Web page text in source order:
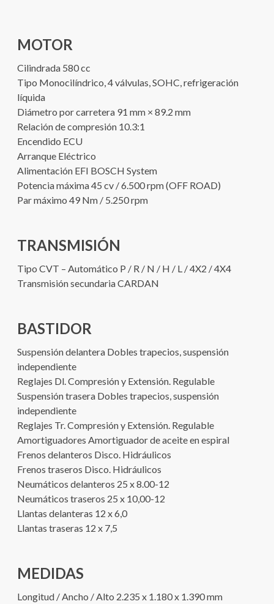
MOTOR
Cilindrada 580 cc
Tipo Monocilíndrico, 4 válvulas, SOHC, refrigeración
líquida
Diámetro por carretera 91 mm × 89.2 mm
Relación de compresión 10.3:1
Encendido ECU
Arranque Eléctrico
Alimentación EFI BOSCH System
Potencia máxima 45 cv / 6.500 rpm (OFF ROAD)
Par máximo 49 Nm / 5.250 rpm
TRANSMISIÓN
Tipo CVT – Automático P / R / N / H / L / 4X2 / 4X4
Transmisión secundaria CARDAN
BASTIDOR
Suspensión delantera Dobles trapecios, suspensión
independiente
Reglajes Dl. Compresión y Extensión. Regulable
Suspensión trasera Dobles trapecios, suspensión
independiente
Reglajes Tr. Compresión y Extensión. Regulable
Amortiguadores Amortiguador de aceite en espiral
Frenos delanteros Disco. Hidráulicos
Frenos traseros Disco. Hidráulicos
Neumáticos delanteros 25 x 8.00-12
Neumáticos traseros 25 x 10,00-12
Llantas delanteras 12 x 6,0
Llantas traseras 12 x 7,5
MEDIDAS
Longitud / Ancho / Alto 2.235 x 1.180 x 1.390 mm